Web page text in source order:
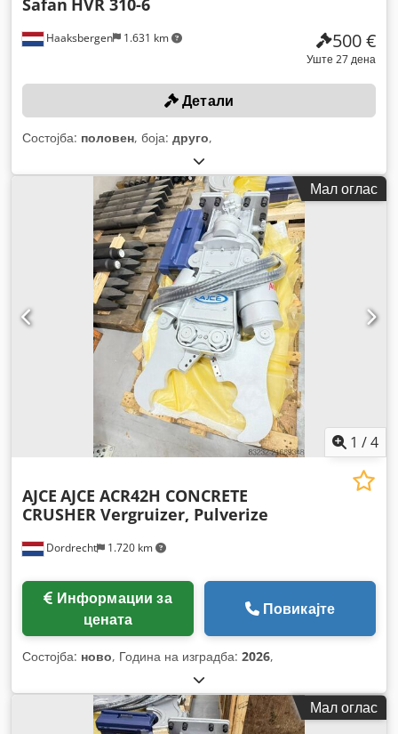
Haaksbergen 1.631 km
Safan HVR 310-6
500 €
Уште 27 дена
Детали
Состојба: половен, боја: друго,
Мал оглас
1 /4
Dordrecht 1.720 km
AJCE AJCE ACR42H CONCRETE
CRUSHER Vergruizer, Pulverize
цената
Повикајте
Состојба: ново, Година на изградба: 2026,
Мал оглас